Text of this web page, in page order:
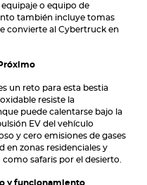
o equipo de
también incluye tomas
convierte al Cybertruck en
un reto para esta bestia
resiste la
puede calentarse bajo la
EV del vehículo
y cero emisiones de gases
en zonas residenciales y
safaris por el desierto.
y funcionamiento